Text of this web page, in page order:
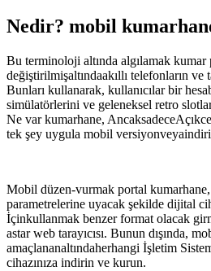
Nedir? mobil
Bu terminoloji altında algılamak kumar
değiştirilmişaltındaakıllı telefonların
Bunları kullanarak, kullanıcılar bir
simülatörlerini ve geleneksel retro
Ne var kumarhane,
tek şey uygula mobil
Mobil düzen-vurmak portal
parametrelerine uyacak şekilde dijital
İçinkullanmak benzer format olacak
astar web tarayıcısı. Bunun dışında,
amaçlananaltındaherhangi İşletim
cihazınıza indirin ve kurun.